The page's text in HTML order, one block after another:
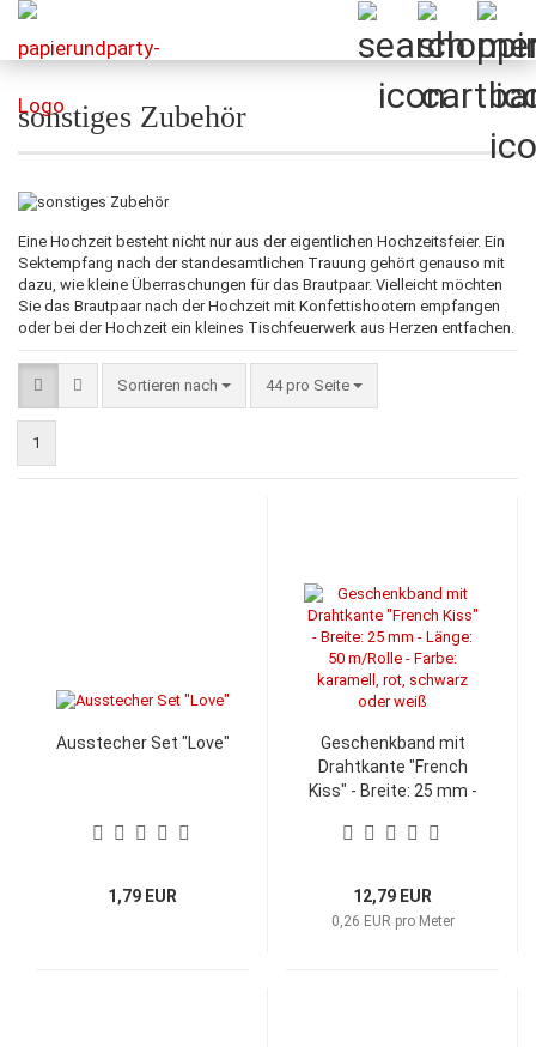
sonstiges Zubehör
Eine Hochzeit besteht nicht nur aus der eigentlichen Hochzeitsfeier. Ein
Sektempfang nach der standesamtlichen Trauung gehört genauso mit
dazu, wie kleine Überraschungen für das Brautpaar. Vielleicht möchten
Sie das Brautpaar nach der Hochzeit mit Konfettishootern empfangen
oder bei der Hochzeit ein kleines Tischfeuerwerk aus Herzen entfachen.
Sortieren nach
Sortieren nach 44 pro Seite
pro Seite
1
Ausstecher Set "Love"
1,79 EUR
Geschenkband mit
Drahtkante "French
Kiss" - Breite: 25 mm -
Farbe: karamell, rot,
12,79 EUR
0,26 EUR pro Meter